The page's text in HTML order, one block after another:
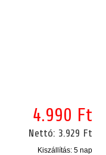
4.990 Ft
Nettó: 3.929 Ft
Kiszállítás: 5 nap